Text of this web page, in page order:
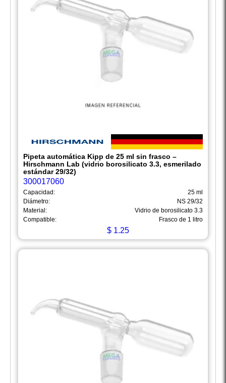
Pipeta automática Kipp de 25 ml sin frasco –
Hirschmann Lab (vidrio borosilicato 3.3, esmerilado
estándar 29/32)
300017060
Capacidad:
25 ml
Diámetro:
NS 29/32
Material:
Vidrio de borosilicato 3.3
Compatible:
Frasco de 1 litro
$ 1.25